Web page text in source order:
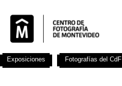
Exposiciones Fotografías del CdF